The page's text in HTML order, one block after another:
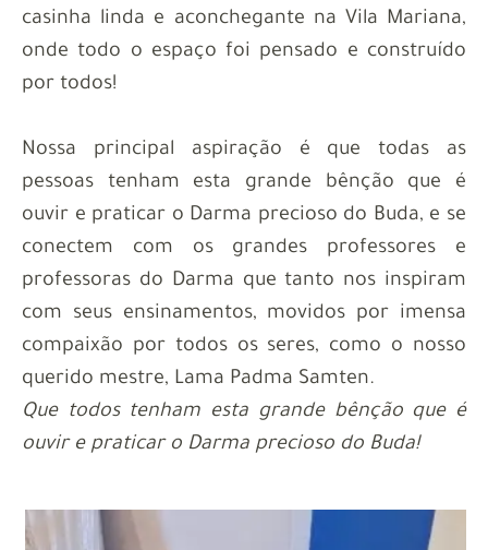
casinha linda e aconchegante na Vila Mariana,
onde todo o espaço foi pensado e construído
por todos!
Nossa principal aspiração é que todas as
pessoas tenham esta grande bênção que é
ouvir e praticar o Darma precioso do Buda, e se
conectem com os grandes professores e
professoras do Darma que tanto nos inspiram
com seus ensinamentos, movidos por imensa
compaixão por todos os seres, como o nosso
querido mestre, Lama Padma Samten.
Que todos tenham esta grande bênção que é
ouvir e praticar o Darma precioso do Buda!